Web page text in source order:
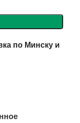
по Минску и